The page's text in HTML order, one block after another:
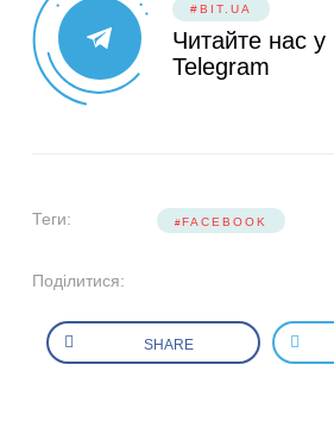
#BIT.UA
Читайте нас у
Telegram
Теги: FACEBOOK
Поділитися:
SHARE